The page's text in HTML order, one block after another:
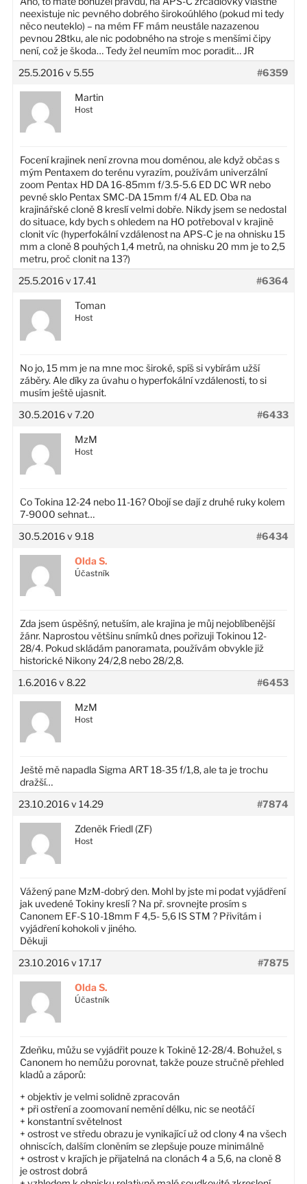
neexistuje nic pevného dobrého širokoúhlého (pokud mi tedy
něco neuteklo) – na mém FF mám neustále nazazenou
pevnou 28tku, ale nic podobného na stroje s menšími čipy
není, což je škoda… Tedy žel neumím moc poradit… JR
25.5.2016 v 5.55
#6359
Martin
Host
Focení krajinek není zrovna mou doménou, ale když občas s
mým Pentaxem do terénu vyrazím, používám univerzální
zoom Pentax HD DA 16-85mm f/3.5-5.6 ED DC WR nebo
pevné sklo Pentax SMC-DA 15mm f/4 AL ED. Oba na
krajinářské cloně 8 kreslí velmi dobře. Nikdy jsem se nedostal
do situace, kdy bych s ohledem na HO potřeboval v krajině
clonit víc (hyperfokální vzdálenost na APS-C je na ohnisku 15
mm a cloně 8 pouhých 1,4 metrů, na ohnisku 20 mm je to 2,5
metru, proč clonit na 13?)
25.5.2016 v 17.41
#6364
Toman
Host
No jo, 15 mm je na mne moc široké, spíš si vybírám užší
záběry. Ale díky za úvahu o hyperfokální vzdálenosti, to si
musím ještě ujasnit.
30.5.2016 v 7.20
#6433
MzM
Host
Co Tokina 12-24 nebo 11-16? Obojí se dají z druhé ruky kolem
7-9000 sehnat…
30.5.2016 v 9.18
#6434
Olda S.
Účastník
Zda jsem úspěšný, netuším, ale krajina je můj nejoblíbenější
žánr. Naprostou většinu snímků dnes pořizuji Tokinou 12-
28/4. Pokud skládám panoramata, používám obvykle již
historické Nikony 24/2,8 nebo 28/2,8.
1.6.2016 v 8.22
#6453
MzM
Host
Ještě mě napadla Sigma ART 18-35 f/1,8, ale ta je trochu
dražší…
23.10.2016 v 14.29
#7874
Zdeněk Friedl (ZF)
Host
Vážený pane MzM-dobrý den. Mohl by jste mi podat vyjádření
jak uvedené Tokiny kreslí ? Na př. srovnejte prosím s
Canonem EF-S 10-18mm F 4,5- 5,6 IS STM ? Přivítám i
vyjádření kohokoli v jiného.
Děkuji
23.10.2016 v 17.17
#7875
Olda S.
Účastník
Zdeňku, můžu se vyjádřit pouze k Tokině 12-28/4. Bohužel, s
Canonem ho nemůžu porovnat, takže pouze stručně přehled
kladů a záporů:
+ objektiv je velmi solidně zpracován
+ při ostření a zoomovaní nemění délku, nic se neotáčí
+ konstantní světelnost
+ ostrost ve středu obrazu je vynikající už od clony 4 na všech
ohniscích, dalším cloněním se zlepšuje pouze minimálně
+ ostrost v krajích je přijatelná na clonách 4 a 5,6, na cloně 8
je ostrost dobrá